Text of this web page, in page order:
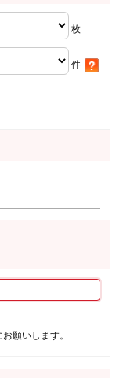
枚
件
願いします。